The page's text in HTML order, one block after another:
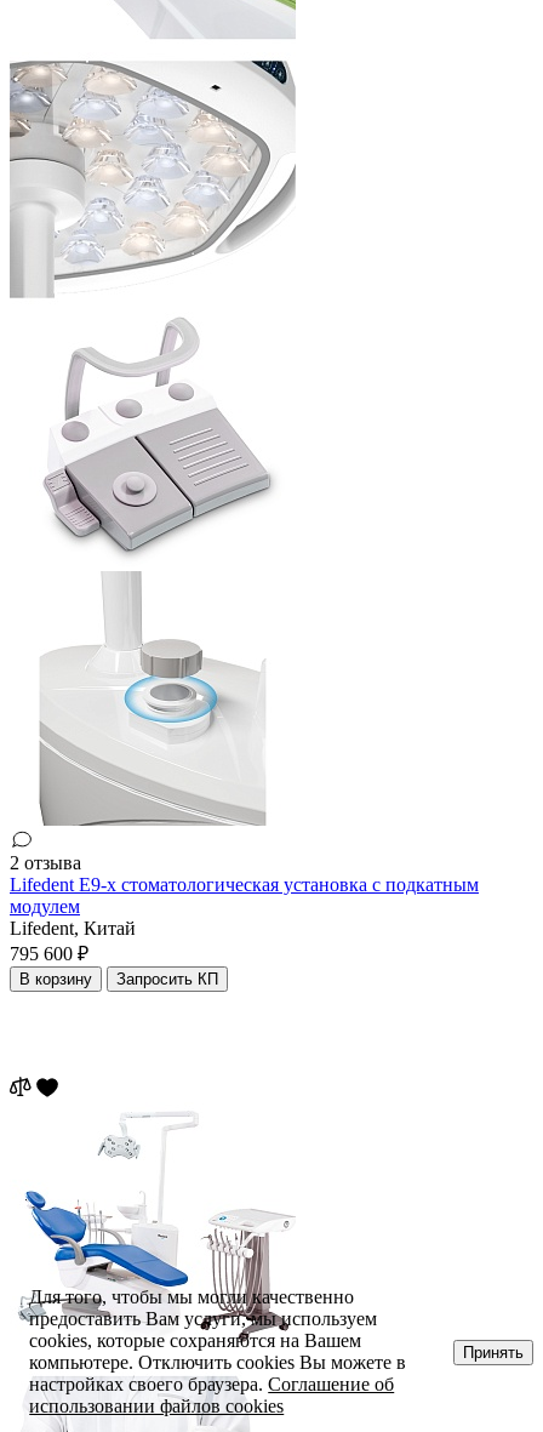
2 отзыва
Lifedent E9-x стоматологическая установка c подкатным
модулем
Lifedent, Китай
795 600 ₽
В корзину Запросить КП
Для того, чтобы мы могли качественно
предоставить Вам услуги, мы используем
cookies, которые сохраняются на Вашем
компьютере. Отключить cookies Вы можете в
настройках своего браузера.Соглашение об
использовании файлов cookies
Принять